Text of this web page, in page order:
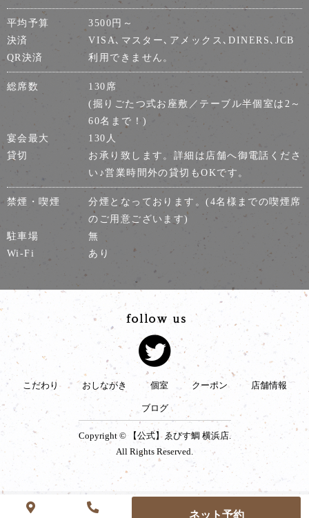
平均予算
3500円～
決済
VISA､マスター､アメックス､DINERS､JCB
QR決済
利用できません。
総席数
130席
(掘りごたつ式お座敷／テーブル半個室は2～
60名まで！)
宴会最大
130人
貸切
お承り致します。詳細は店舗へ御電話くださ
い♪営業時間外の貸切もOKです。
禁煙・喫煙
分煙となっております。(4名様までの喫煙席
のご用意ございます)
駐車場
無
Wi-Fi
あり
こだわり おしながき 個室 クーポン 店舗情報
ブログ
Copyright © 【公式】ゑびす鯛 横浜店.
All Rights Reserved.
ネット予約